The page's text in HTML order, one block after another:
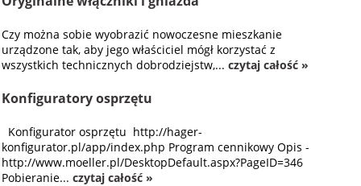
Czy można sobie wyobrazić nowoczesne mieszkanie
urządzone tak, aby jego właściciel mógł korzystać z
wszystkich technicznych dobrodziejstw,...czytaj całość »
Konfiguratory osprzętu
Konfigurator osprzętu http://hager-
konfigurator.pl/app/index.php Program cennikowy Opis -
http://www.moeller.pl/DesktopDefault.aspx?PageID=346
Pobieranie...czytaj całość »